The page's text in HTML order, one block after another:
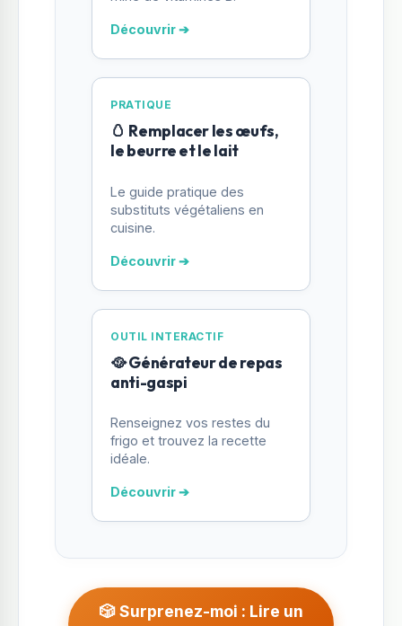
Découvrir ➔
PRATIQUE
🥚 Remplacer les œufs,
le beurre et le lait
Le guide pratique des
substituts végétaliens en
cuisine.
Découvrir ➔
OUTIL INTERACTIF
🥘 Générateur de repas
anti-gaspi
Renseignez vos restes du
frigo et trouvez la recette
idéale.
Découvrir ➔
🎲 Surprenez-moi : Lire un